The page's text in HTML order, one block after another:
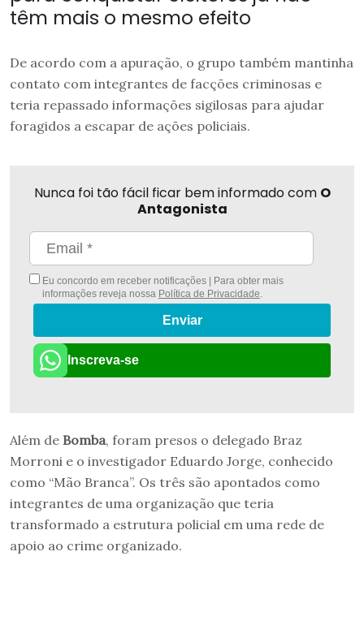
têm mais o mesmo efeito
De acordo com a apuração, o grupo também mantinha
contato com integrantes de facções criminosas e
teria repassado informações sigilosas para ajudar
foragidos a escapar de ações policiais.
Nunca foi tão fácil ficar bem informado com O
Antagonista
Eu concordo em receber notificações | Para obter mais
informações reveja nossa Política de Privacidade.
Enviar
Inscreva-se
Além de Bomba, foram presos o delegado Braz
Morroni e o investigador Eduardo Jorge, conhecido
como “Mão Branca”. Os três são apontados como
integrantes de uma organização que teria
transformado a estrutura policial em uma rede de
apoio ao crime organizado.